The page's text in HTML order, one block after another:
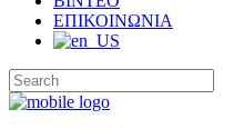
ΕΠΙΚΟΙΝΩΝΙΑ